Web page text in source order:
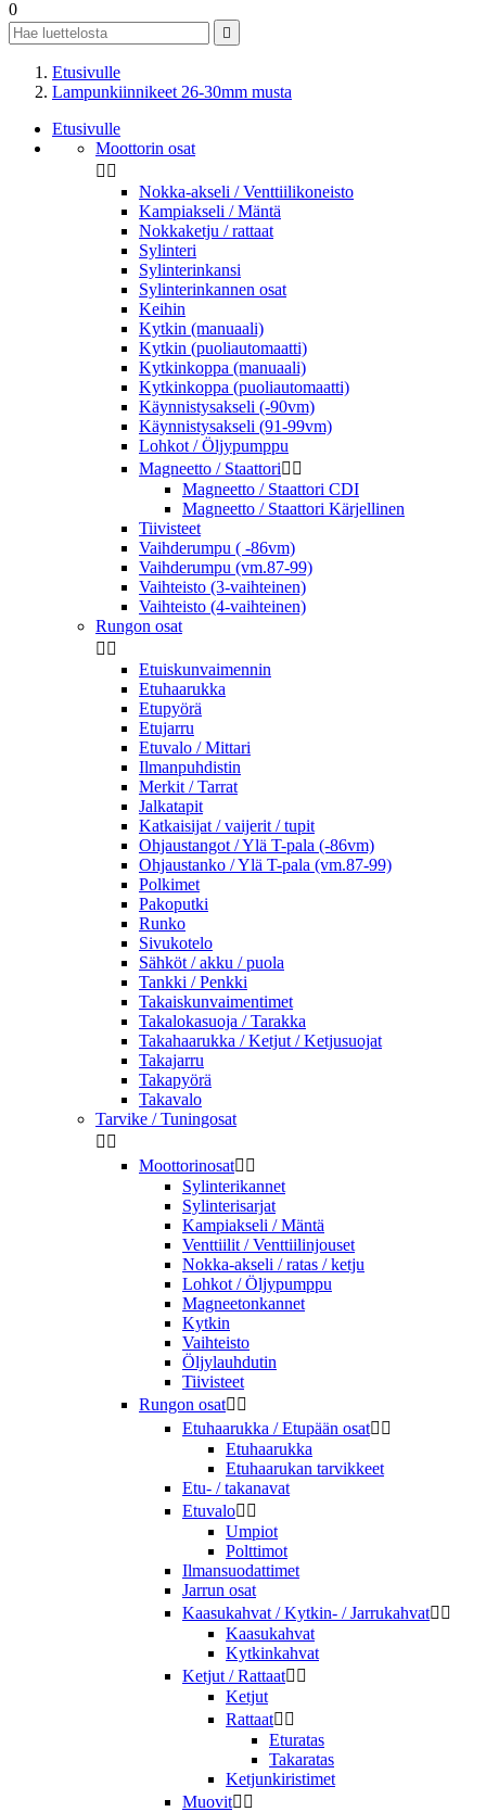
0

Etusivulle
Lampunkiinnikeet 26-30mm musta
Etusivulle
Moottorin osat
 
Nokka-akseli / Venttiilikoneisto
Kampiakseli / Mäntä
Nokkaketju / rattaat
Sylinteri
Sylinterinkansi
Sylinterinkannen osat
Keihin
Kytkin (manuaali)
Kytkin (puoliautomaatti)
Kytkinkoppa (manuaali)
Kytkinkoppa (puoliautomaatti)
Käynnistysakseli (-90vm)
Käynnistysakseli (91-99vm)
Lohkot / Öljypumppu
Magneetto / Staattori 
Magneetto / Staattori CDI
Magneetto / Staattori Kärjellinen
Tiivisteet
Vaihderumpu ( -86vm)
Vaihderumpu (vm.87-99)
Vaihteisto (3-vaihteinen)
Vaihteisto (4-vaihteinen)
Rungon osat
 
Etuiskunvaimennin
Etuhaarukka
Etupyörä
Etujarru
Etuvalo / Mittari
Ilmanpuhdistin
Merkit / Tarrat
Jalkatapit
Katkaisijat / vaijerit / tupit
Ohjaustangot / Ylä T-pala (-86vm)
Ohjaustanko / Ylä T-pala (vm.87-99)
Polkimet
Pakoputki
Runko
Sivukotelo
Sähköt / akku / puola
Tankki / Penkki
Takaiskunvaimentimet
Takalokasuoja / Tarakka
Takahaarukka / Ketjut / Ketjusuojat
Takajarru
Takapyörä
Takavalo
Tarvike / Tuningosat
 
Moottorinosat 
Sylinterikannet
Sylinterisarjat
Kampiakseli / Mäntä
Venttiilit / Venttiilinjouset
Nokka-akseli / ratas / ketju
Lohkot / Öljypumppu
Magneetonkannet
Kytkin
Vaihteisto
Öljylauhdutin
Tiivisteet
Rungon osat 
Etuhaarukka / Etupään osat 
Etuhaarukka
Etuhaarukan tarvikkeet
Etu- / takanavat
Etuvalo 
Umpiot
Polttimot
Ilmansuodattimet
Jarrun osat
Kaasukahvat / Kytkin- / Jarrukahvat 
Kaasukahvat
Kytkinkahvat
Ketjut / Rattaat 
Ketjut
Rattaat 
Eturatas
Takaratas
Ketjunkiristimet
Muovit 